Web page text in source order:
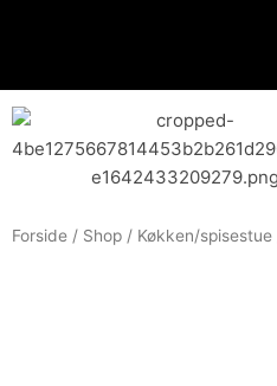
Forside / Shop / Køkken/spisestue